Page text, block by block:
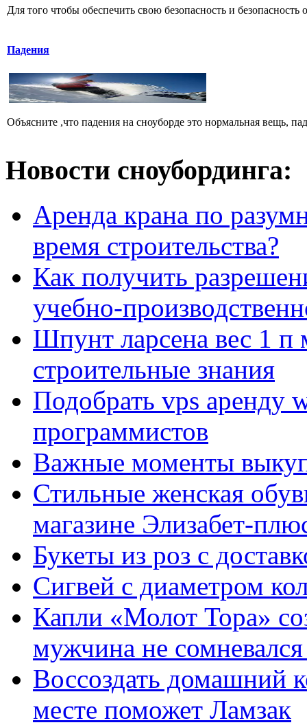
Для того чтобы обеспечить свою безопасность и
Падения
Объясните ,что падения на сноуборде это нормальная вещь,
Новости сноубординга:
Аренда крана по
время строительства?
Как получить
учебно-
Шпунт ларсена вес 1 п
строительные знания
Подобрать vps аренду
программистов
Важные моменты
Стильные женская
магазине Элизабет-
Букеты из роз с
Сигвей с диаметром
Капли «Молот Тора»
мужчина не
Воссоздать домашний
месте поможет Ламзак